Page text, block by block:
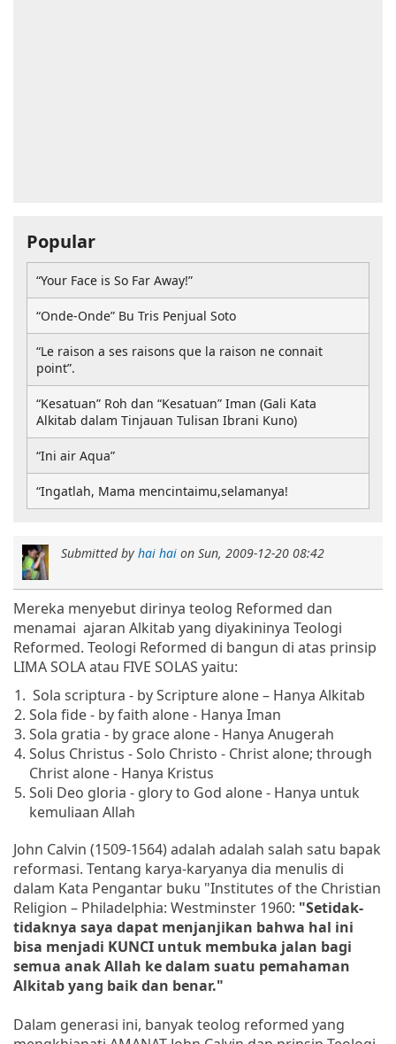
Submitted by hai hai on Sun, 2009-12-20 08:42
Mereka menyebut dirinya teolog Reformed dan
menamai ajaran Alkitab yang diyakininya Teologi
Reformed. Teologi Reformed di bangun di atas prinsip
LIMA SOLA atau FIVE SOLAS yaitu:
Sola scriptura - by Scripture alone – Hanya Alkitab
Sola fide - by faith alone - Hanya Iman
Sola gratia - by grace alone - Hanya Anugerah
Solus Christus - Solo Christo - Christ alone; through
Christ alone - Hanya Kristus
Soli Deo gloria - glory to God alone - Hanya untuk
kemuliaan Allah
John Calvin (1509-1564) adalah adalah salah satu bapak
reformasi. Tentang karya-karyanya dia menulis di
dalam Kata Pengantar buku "Institutes of the Christian
Religion – Philadelphia: Westminster 1960: "Setidak-
tidaknya saya dapat menjanjikan bahwa hal ini
bisa menjadi KUNCI untuk membuka jalan bagi
semua anak Allah ke dalam suatu pemahaman
Alkitab yang baik dan benar."
Dalam generasi ini, banyak teolog reformed yang
Popular
“Your Face is So Far Away!”
“Onde-Onde” Bu Tris Penjual Soto
“Le raison a ses raisons que la raison ne connait
point”.
“Kesatuan” Roh dan “Kesatuan” Iman (Gali Kata
Alkitab dalam Tinjauan Tulisan Ibrani Kuno)
“Ini air Aqua”
“Ingatlah, Mama mencintaimu,selamanya!